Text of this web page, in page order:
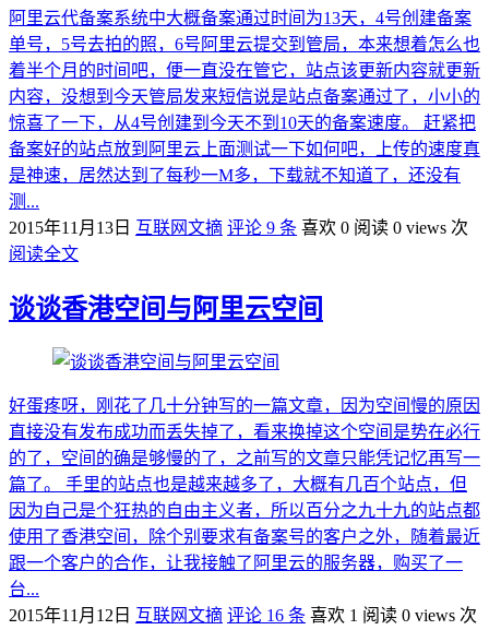
阿里云代备案系统中大概备案通过时间为13天，4号创建备案
单号，5号去拍的照，6号阿里云提交到管局，本来想着怎么也
着半个月的时间吧，便一直没在管它，站点该更新内容就更新
内容，没想到今天管局发来短信说是站点备案通过了，小小的
惊喜了一下，从4号创建到今天不到10天的备案速度。 赶紧把
备案好的站点放到阿里云上面测试一下如何吧，上传的速度真
是神速，居然达到了每秒一M多，下载就不知道了，还没有
测...
2015年11月13日 互联网文摘 评论 9 条 喜欢 0 阅读 0 views 次
阅读全文
谈谈香港空间与阿里云空间
好蛋疼呀，刚花了几十分钟写的一篇文章，因为空间慢的原因
直接没有发布成功而丢失掉了，看来换掉这个空间是势在必行
的了，空间的确是够慢的了，之前写的文章只能凭记忆再写一
篇了。 手里的站点也是越来越多了，大概有几百个站点，但
因为自己是个狂热的自由主义者，所以百分之九十九的站点都
使用了香港空间，除个别要求有备案号的客户之外，随着最近
跟一个客户的合作，让我接触了阿里云的服务器，购买了一
台...
2015年11月12日 互联网文摘 评论 16 条 喜欢 1 阅读 0 views 次